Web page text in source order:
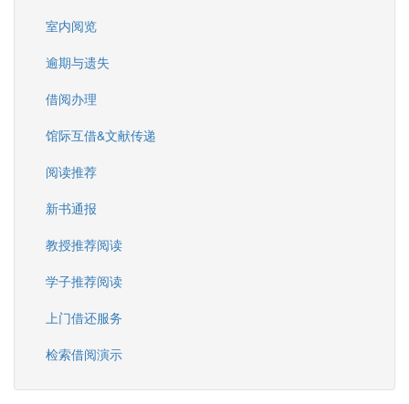
室内阅览
逾期与遗失
借阅办理
馆际互借&文献传递
阅读推荐
新书通报
教授推荐阅读
学子推荐阅读
上门借还服务
检索借阅演示